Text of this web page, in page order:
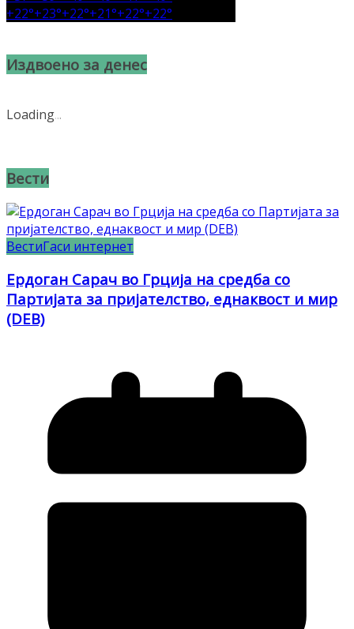
+22°+23°+22°+21°+22°+22°
Издвоено за денес
Loading...
Вести
ВестиГаси интернет
Ердоган Сарач во Грција на средба со
Партијата за пријателство, еднаквост и мир
(DEB)